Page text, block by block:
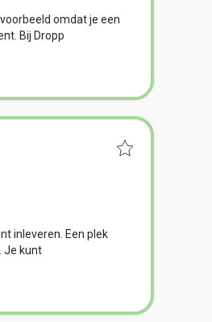
omdat je een
Bij Dropp
inleveren. Een plek
Je kunt